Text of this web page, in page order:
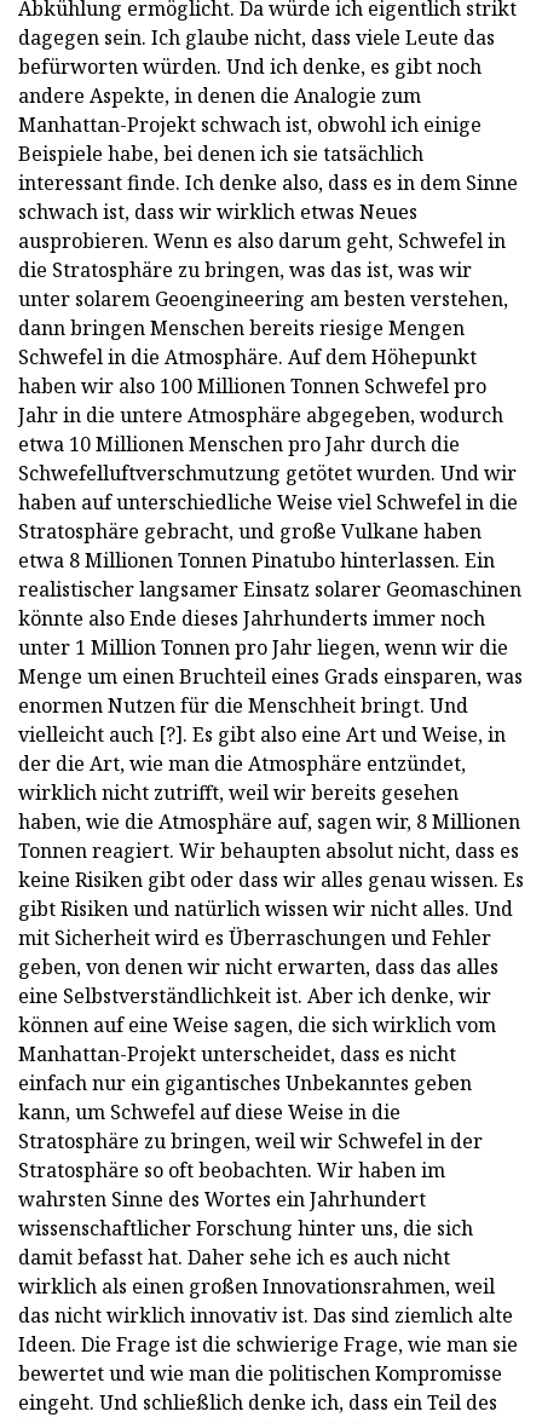
Abkühlung ermöglicht. Da würde ich eigentlich strikt
dagegen sein. Ich glaube nicht, dass viele Leute das
befürworten würden. Und ich denke, es gibt noch
andere Aspekte, in denen die Analogie zum
Manhattan-Projekt schwach ist, obwohl ich einige
Beispiele habe, bei denen ich sie tatsächlich
interessant finde. Ich denke also, dass es in dem Sinne
schwach ist, dass wir wirklich etwas Neues
ausprobieren. Wenn es also darum geht, Schwefel in
die Stratosphäre zu bringen, was das ist, was wir
unter solarem Geoengineering am besten verstehen,
dann bringen Menschen bereits riesige Mengen
Schwefel in die Atmosphäre. Auf dem Höhepunkt
haben wir also 100 Millionen Tonnen Schwefel pro
Jahr in die untere Atmosphäre abgegeben, wodurch
etwa 10 Millionen Menschen pro Jahr durch die
Schwefelluftverschmutzung getötet wurden. Und wir
haben auf unterschiedliche Weise viel Schwefel in die
Stratosphäre gebracht, und große Vulkane haben
etwa 8 Millionen Tonnen Pinatubo hinterlassen. Ein
realistischer langsamer Einsatz solarer Geomaschinen
könnte also Ende dieses Jahrhunderts immer noch
unter 1 Million Tonnen pro Jahr liegen, wenn wir die
Menge um einen Bruchteil eines Grads einsparen, was
enormen Nutzen für die Menschheit bringt. Und
vielleicht auch [?]. Es gibt also eine Art und Weise, in
der die Art, wie man die Atmosphäre entzündet,
wirklich nicht zutrifft, weil wir bereits gesehen
haben, wie die Atmosphäre auf, sagen wir, 8 Millionen
Tonnen reagiert. Wir behaupten absolut nicht, dass es
keine Risiken gibt oder dass wir alles genau wissen. Es
gibt Risiken und natürlich wissen wir nicht alles. Und
mit Sicherheit wird es Überraschungen und Fehler
geben, von denen wir nicht erwarten, dass das alles
eine Selbstverständlichkeit ist. Aber ich denke, wir
können auf eine Weise sagen, die sich wirklich vom
Manhattan-Projekt unterscheidet, dass es nicht
einfach nur ein gigantisches Unbekanntes geben
kann, um Schwefel auf diese Weise in die
Stratosphäre zu bringen, weil wir Schwefel in der
Stratosphäre so oft beobachten. Wir haben im
wahrsten Sinne des Wortes ein Jahrhundert
wissenschaftlicher Forschung hinter uns, die sich
damit befasst hat. Daher sehe ich es auch nicht
wirklich als einen großen Innovationsrahmen, weil
das nicht wirklich innovativ ist. Das sind ziemlich alte
Ideen. Die Frage ist die schwierige Frage, wie man sie
bewertet und wie man die politischen Kompromisse
eingeht. Und schließlich denke ich, dass ein Teil des